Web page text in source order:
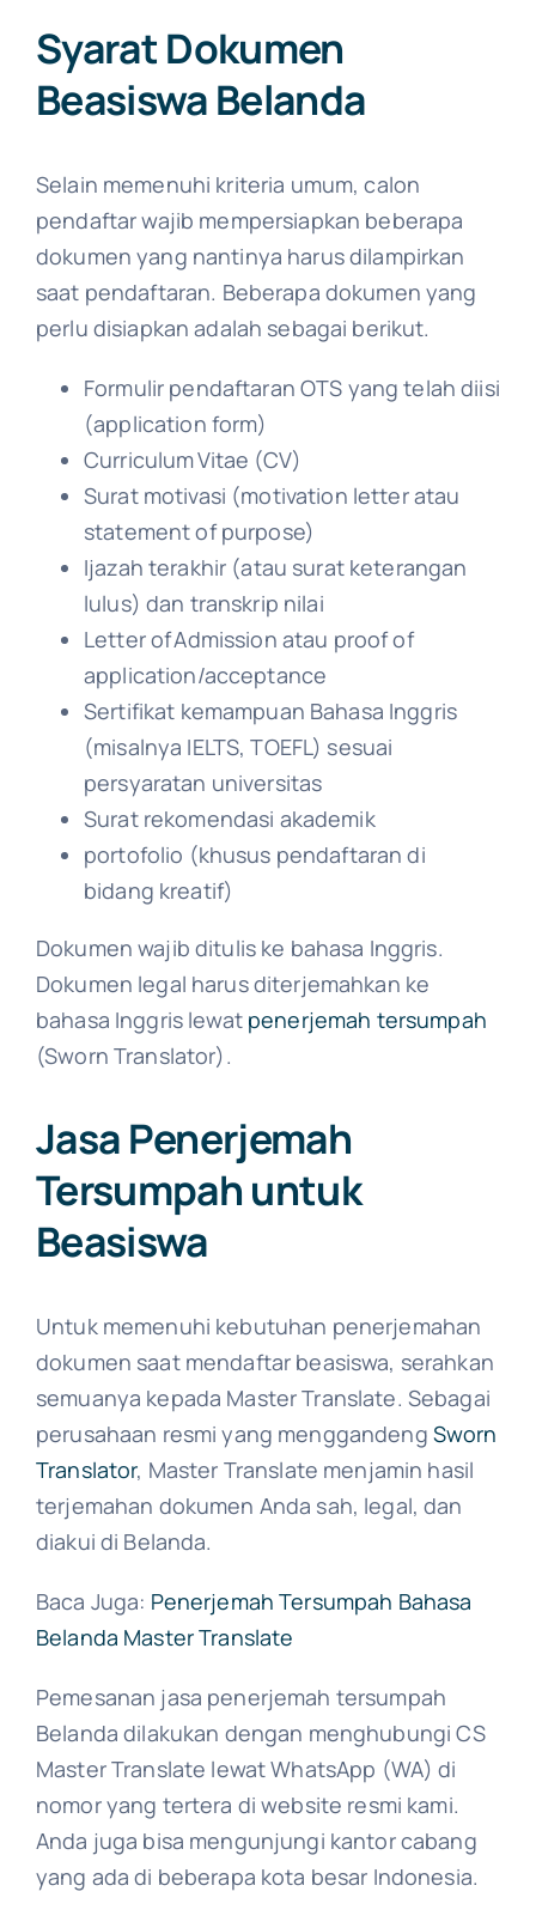
Syarat Dokumen
Beasiswa Belanda
Selain memenuhi kriteria umum, calon
pendaftar wajib mempersiapkan beberapa
dokumen yang nantinya harus dilampirkan
saat pendaftaran. Beberapa dokumen yang
perlu disiapkan adalah sebagai berikut.
Formulir pendaftaran OTS yang telah diisi
(application form)
Curriculum Vitae (CV)
Surat motivasi (motivation letter atau
statement of purpose)
Ijazah terakhir (atau surat keterangan
lulus) dan transkrip nilai
Letter of Admission atau proof of
application/acceptance
Sertifikat kemampuan Bahasa Inggris
(misalnya IELTS, TOEFL) sesuai
persyaratan universitas
Surat rekomendasi akademik
portofolio (khusus pendaftaran di
bidang kreatif)
Dokumen wajib ditulis ke bahasa Inggris.
Dokumen legal harus diterjemahkan ke
bahasa Inggris lewat penerjemah tersumpah
(Sworn Translator).
Jasa Penerjemah
Tersumpah untuk
Beasiswa
Untuk memenuhi kebutuhan penerjemahan
dokumen saat mendaftar beasiswa, serahkan
semuanya kepada Master Translate. Sebagai
perusahaan resmi yang menggandeng Sworn
Translator, Master Translate menjamin hasil
terjemahan dokumen Anda sah, legal, dan
diakui di Belanda.
Baca Juga: Penerjemah Tersumpah Bahasa
Belanda Master Translate
Pemesanan jasa penerjemah tersumpah
Belanda dilakukan dengan menghubungi CS
Master Translate lewat WhatsApp (WA) di
nomor yang tertera di website resmi kami.
Anda juga bisa mengunjungi kantor cabang
yang ada di beberapa kota besar Indonesia.